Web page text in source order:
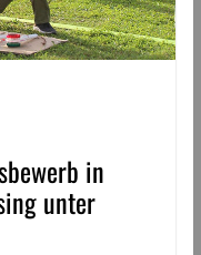
in
unter